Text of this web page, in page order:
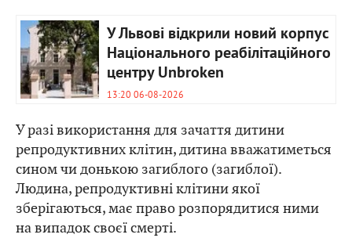
У Львові відкрили новий корпус
Національного реабілітаційного
центру Unbroken
13:20 06-08-2026
У разі використання для зачаття дитини
репродуктивних клітин, дитина вважатиметься
сином чи донькою загиблого (загиблої).
Людина, репродуктивні клітини якої
зберігаються, має право розпорядитися ними
на випадок своєї смерті.